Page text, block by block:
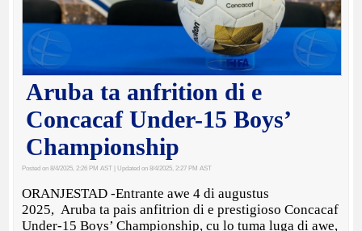
Aruba ta anfrition di e
Concacaf Under-15 Boys’
Championship
Posted on 8/4/2025, 2:26 PM AST | Updated on 8/4/2025, 2:27 PM AST
ORANJESTAD -Entrante awe 4 di augustus
2025, Aruba ta pais anfitrion di e prestigioso Concacaf
Under-15 Boys’ Championship, cu lo tuma luga di awe,